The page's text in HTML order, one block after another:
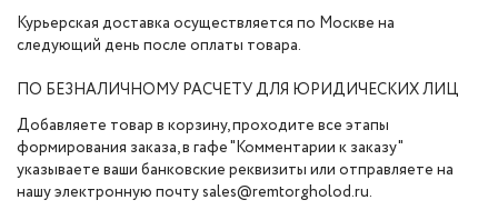
Курьерская доставка осуществляется по Москве на
следующий день после оплаты товара.
ПО БЕЗНАЛИЧНОМУ РАСЧЕТУ ДЛЯ ЮРИДИЧЕСКИХ ЛИЦ
Добавляете товар в корзину, проходите все этапы
формирования заказа, в гафе "Комментарии к заказу"
указываете ваши банковские реквизиты или отправляете на
нашу электронную почту sales@remtorgholod.ru.